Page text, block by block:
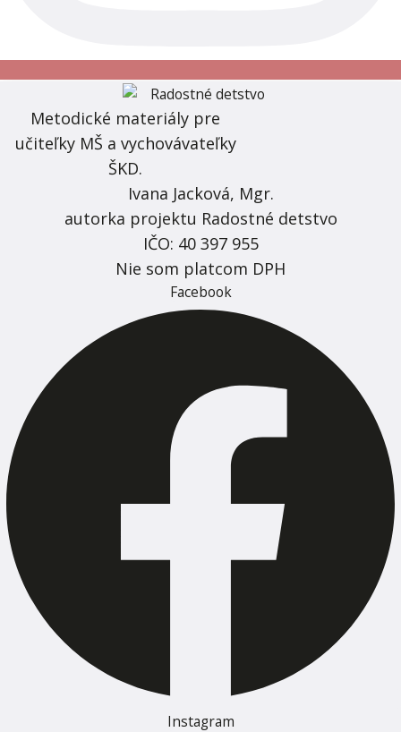
Metodické materiály pre
učiteľky MŠ a vychovávateľky
ŠKD.
Ivana Jacková, Mgr.
autorka projektu Radostné detstvo
IČO: 40 397 955
Nie som platcom DPH
Facebook
Instagram